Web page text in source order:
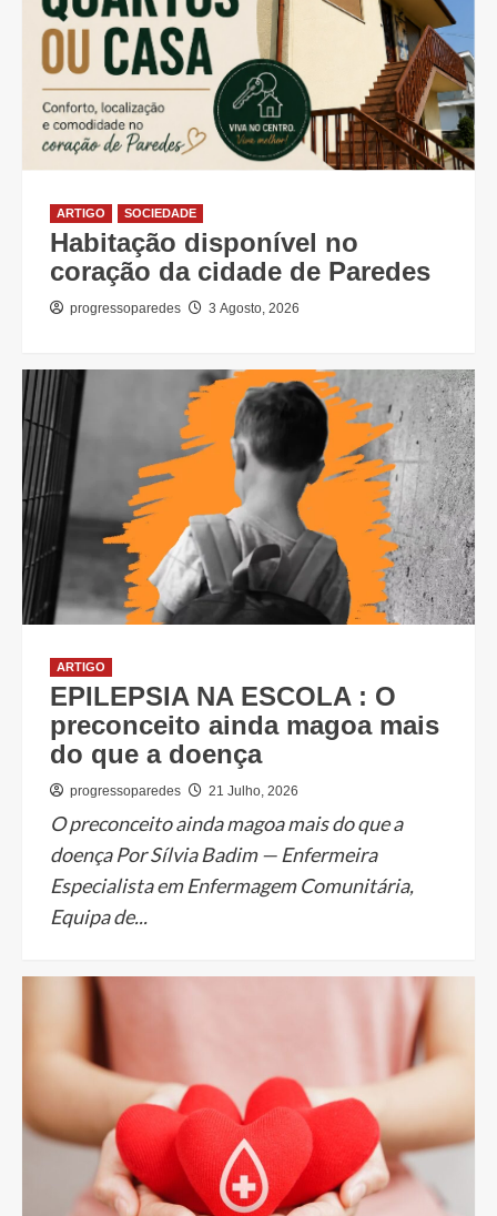
ARTIGO SOCIEDADE
Habitação disponível no
coração da cidade de Paredes
progressoparedes 3 Agosto, 2026
ARTIGO
EPILEPSIA NA ESCOLA : O
preconceito ainda magoa mais
do que a doença
progressoparedes 21 Julho, 2026
O preconceito ainda magoa mais do que a
doença Por Sílvia Badim — Enfermeira
Especialista em Enfermagem Comunitária,
Equipa de...